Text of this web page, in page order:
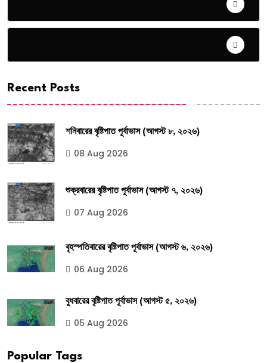
Recent Posts
শনিবারের বৃষ্টিপাত পূর্বাভাস (আগস্ট ৮, ২০২৬)
08 Aug 2026
শুক্রবারের বৃষ্টিপাত পূর্বাভাস (আগস্ট ৭, ২০২৬)
07 Aug 2026
বৃহস্পতিবারের বৃষ্টিপাত পূর্বাভাস (আগস্ট ৬, ২০২৬)
06 Aug 2026
বুধবারের বৃষ্টিপাত পূর্বাভাস (আগস্ট ৫, ২০২৬)
05 Aug 2026
Popular Tags